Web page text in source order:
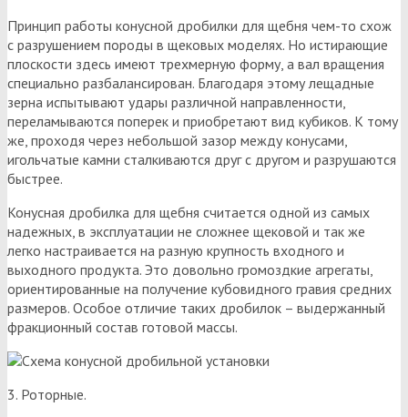
Принцип работы конусной дробилки для щебня чем-то схож
с разрушением породы в щековых моделях. Но истирающие
плоскости здесь имеют трехмерную форму, а вал вращения
специально разбалансирован. Благодаря этому лещадные
зерна испытывают удары различной направленности,
переламываются поперек и приобретают вид кубиков. К тому
же, проходя через небольшой зазор между конусами,
игольчатые камни сталкиваются друг с другом и разрушаются
быстрее.
Конусная дробилка для щебня считается одной из самых
надежных, в эксплуатации не сложнее щековой и так же
легко настраивается на разную крупность входного и
выходного продукта. Это довольно громоздкие агрегаты,
ориентированные на получение кубовидного гравия средних
размеров. Особое отличие таких дробилок – выдержанный
фракционный состав готовой массы.
3. Роторные.